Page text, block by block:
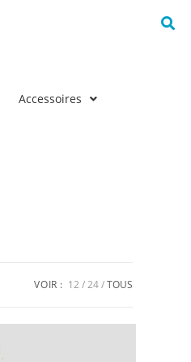
Accessoires
VOIR : 12 24 TOUS